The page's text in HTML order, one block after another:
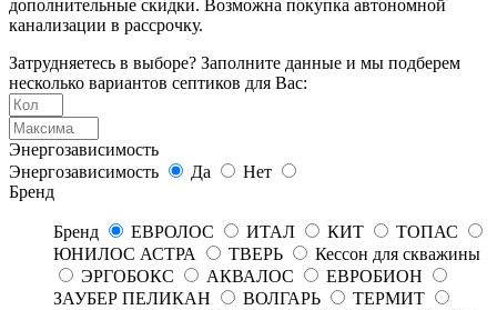
дополнительные скидки. Возможна покупка автономной
канализации в рассрочку.
Затрудняетесь в выборе? Заполните данные и мы подберем
несколько вариантов септиков для Вас:
Энергозависимость
Энергозависимость
Да
Нет
Бренд
Бренд ЕВРОЛОС ИТАЛ КИТ
ТОПАС
ЮНИЛОС АСТРА
ТВЕРЬ
Кессон для скважины
ЭРГОБОКС
АКВАЛОС
ЕВРОБИОН
ЗАУБЕР ПЕЛИКАН
ВОЛГАРЬ
ТЕРМИТ